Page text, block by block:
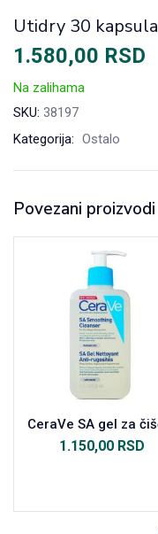
Utidry 30 kapsula
1.580,00 RSD
Na zalihama
SKU: 38197
Kategorija: Ostalo
Povezani proizvodi
1.150,00 RSD